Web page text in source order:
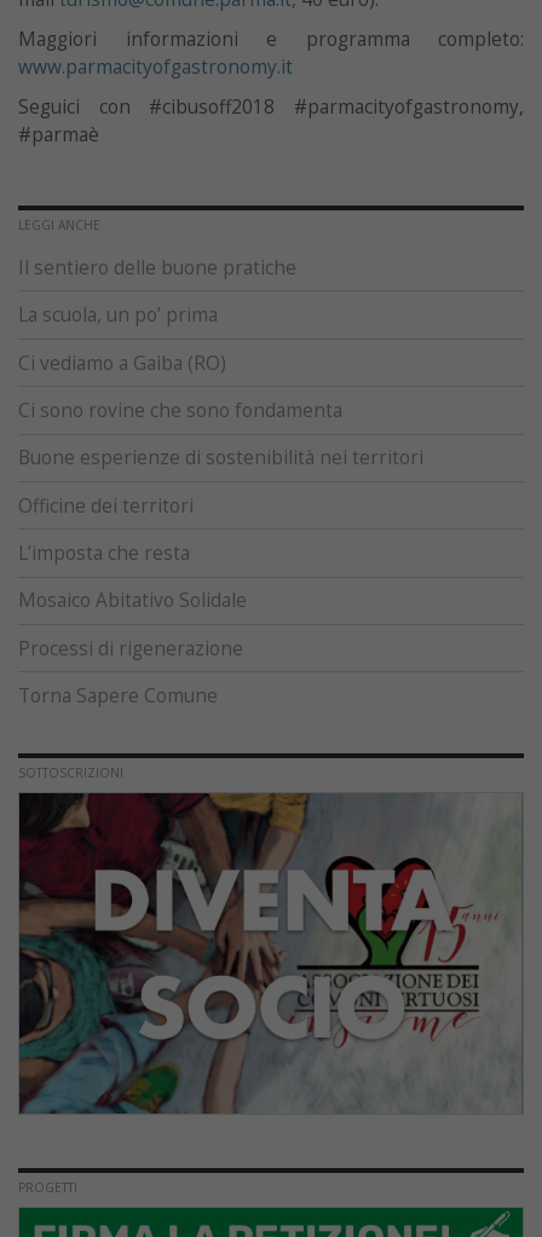
Maggiori informazioni e programma completo:
www.parmacityofgastronomy.it
Seguici con #cibusoff2018 #parmacityofgastronomy,
#parmaè
LEGGI ANCHE
Il sentiero delle buone pratiche
La scuola, un po’ prima
Ci vediamo a Gaiba (RO)
Ci sono rovine che sono fondamenta
Buone esperienze di sostenibilità nei territori
Officine dei territori
L’imposta che resta
Mosaico Abitativo Solidale
Processi di rigenerazione
Torna Sapere Comune
SOTTOSCRIZIONI
PROGETTI